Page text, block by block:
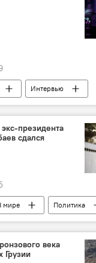
Интервью
КУЛЬТУРА
Грузия
президента
сдался
мире
Политика
Арест
Что происходит в мире
века
Грузии